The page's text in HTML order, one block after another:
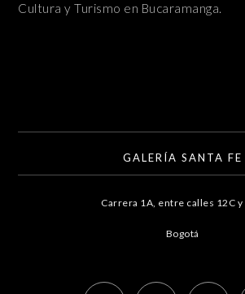
Cultura y Turismo en Bucaramanga.
GALERÍA SANTA FE
Carrera 1A, entre calles 12C y
Bogotá